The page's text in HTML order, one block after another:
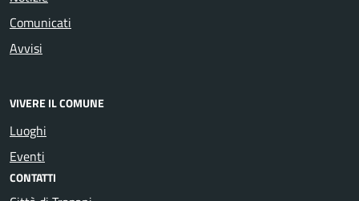
Comunicati
Avvisi
VIVERE IL COMUNE
Luoghi
Eventi
CONTATTI